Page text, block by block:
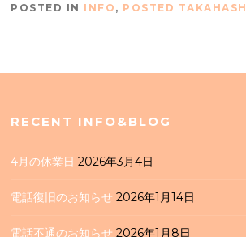
POSTED IN INFO , POSTED
RECENT INFO&BLOG
4月の休業日 2026年3月4日
電話復旧のお知らせ 2026年1月14日
電話不通のお知らせ 2026年1月8日